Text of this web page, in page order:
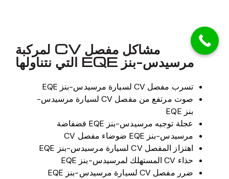
مشاكل مفصل CV لمركبة
مرسيدس-بنز EQE التي نتناولها
تسرب مفصل CV لسيارة مرسيدس-بنز EQE
صوت مرتفع من مفصل CV لسيارة مرسيدس-
بنز EQE
عجلة توجيه مرسيدس-بنز EQE فضفاضة
مرسيدس-بنز EQE ضوضاء مفصل CV
اهتزاز المفصل CV لسيارة مرسيدس-بنز EQE
حذاء CV المستهلك لمرسيدس-بنز EQE
ضرر مفصل CV لسيارة مرسيدس-بنز EQE